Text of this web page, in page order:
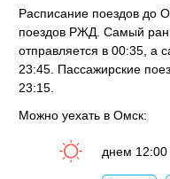
Расписание поездов до
поездов РЖД. Самый
отправляется в 00:35, а
23:45. Пассажирские
23:15.
Можно уехать в Омск:
днем